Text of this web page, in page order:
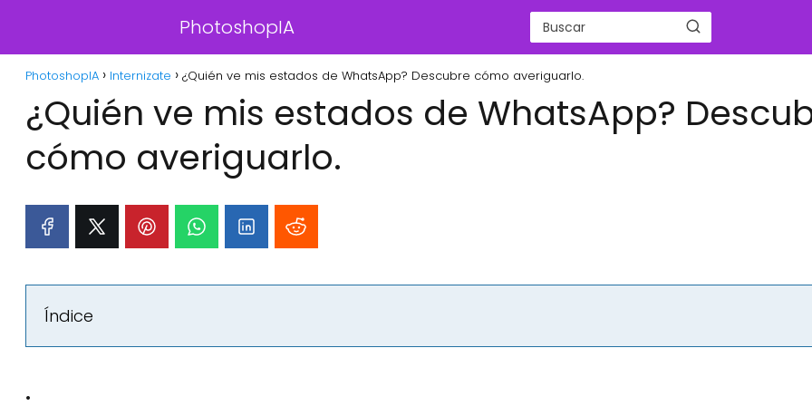
PhotoshopIA
PhotoshopIA Internizate ¿Quién ve mis estados de WhatsApp? Descubre cómo averiguarlo.
¿Quién ve mis estados de WhatsApp?
cómo averiguarlo.
Índice